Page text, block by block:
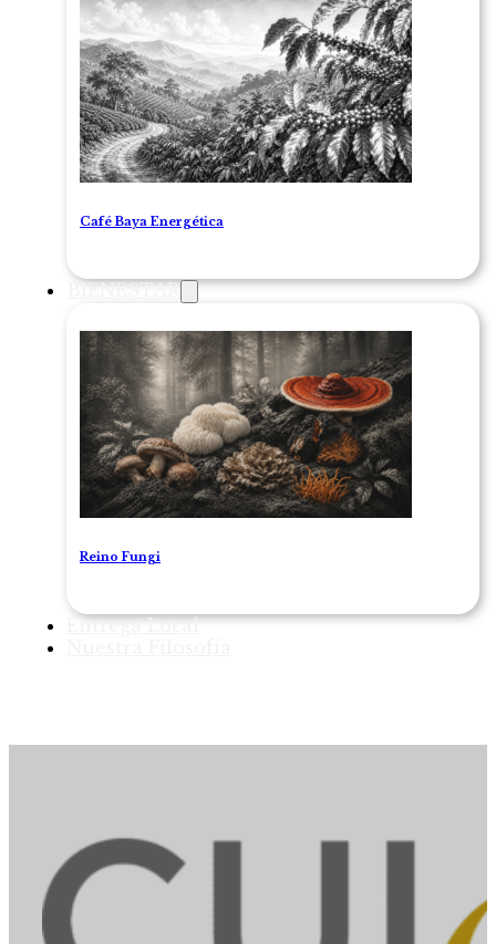
Café Baya Energética
BIENESTAR
Reino Fungi
Entrega Local